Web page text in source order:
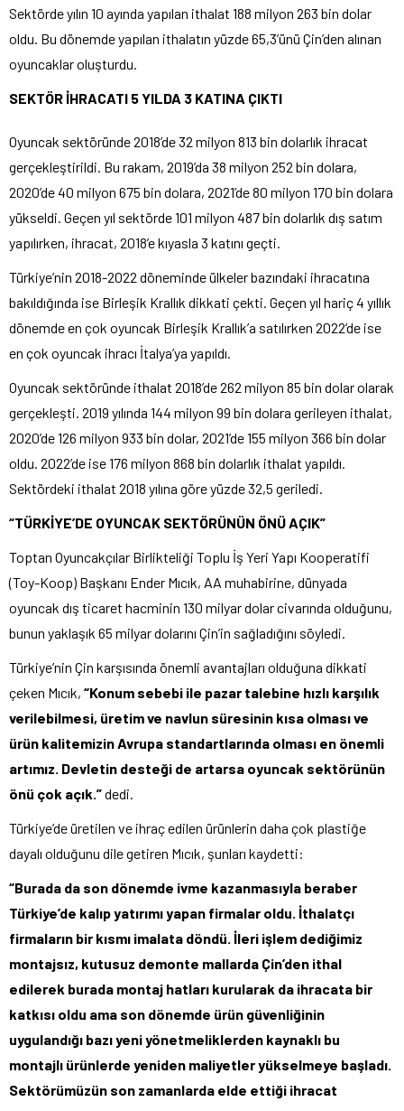
Sektörde yılın 10 ayında yapılan ithalat 188 milyon 263 bin dolar
oldu. Bu dönemde yapılan ithalatın yüzde 65,3’ünü Çin’den alınan
oyuncaklar oluşturdu.
SEKTÖR İHRACATI 5 YILDA 3 KATINA ÇIKTI
Oyuncak sektöründe 2018’de 32 milyon 813 bin dolarlık ihracat
gerçekleştirildi. Bu rakam, 2019’da 38 milyon 252 bin dolara,
2020’de 40 milyon 675 bin dolara, 2021’de 80 milyon 170 bin dolara
yükseldi. Geçen yıl sektörde 101 milyon 487 bin dolarlık dış satım
yapılırken, ihracat, 2018’e kıyasla 3 katını geçti.
Türkiye’nin 2018-2022 döneminde ülkeler bazındaki ihracatına
bakıldığında ise Birleşik Krallık dikkati çekti. Geçen yıl hariç 4 yıllık
dönemde en çok oyuncak Birleşik Krallık’a satılırken 2022’de ise
en çok oyuncak ihracı İtalya’ya yapıldı.
Oyuncak sektöründe ithalat 2018’de 262 milyon 85 bin dolar olarak
gerçekleşti. 2019 yılında 144 milyon 99 bin dolara gerileyen ithalat,
2020’de 126 milyon 933 bin dolar, 2021’de 155 milyon 366 bin dolar
oldu. 2022’de ise 176 milyon 868 bin dolarlık ithalat yapıldı.
Sektördeki ithalat 2018 yılına göre yüzde 32,5 geriledi.
“TÜRKİYE’DE OYUNCAK SEKTÖRÜNÜN ÖNÜ AÇIK”
Toptan Oyuncakçılar Birlikteliği Toplu İş Yeri Yapı Kooperatifi
(Toy-Koop) Başkanı Ender Mıcık, AA muhabirine, dünyada
oyuncak dış ticaret hacminin 130 milyar dolar civarında olduğunu,
bunun yaklaşık 65 milyar dolarını Çin’in sağladığını söyledi.
Türkiye’nin Çin karşısında önemli avantajları olduğuna dikkati
çeken Mıcık, “Konum sebebi ile pazar talebine hızlı karşılık
verilebilmesi, üretim ve navlun süresinin kısa olması ve
ürün kalitemizin Avrupa standartlarında olması en önemli
artımız. Devletin desteği de artarsa oyuncak sektörünün
önü çok açık.”dedi.
Türkiye’de üretilen ve ihraç edilen ürünlerin daha çok plastiğe
dayalı olduğunu dile getiren Mıcık, şunları kaydetti:
“Burada da son dönemde ivme kazanmasıyla beraber
Türkiye’de kalıp yatırımı yapan firmalar oldu. İthalatçı
firmaların bir kısmı imalata döndü. İleri işlem dediğimiz
montajsız, kutusuz demonte mallarda Çin’den ithal
edilerek burada montaj hatları kurularak da ihracata bir
katkısı oldu ama son dönemde ürün güvenliğinin
uygulandığı bazı yeni yönetmeliklerden kaynaklı bu
montajlı ürünlerde yeniden maliyetler yükselmeye başladı.
Sektörümüzün son zamanlarda elde ettiği ihracat